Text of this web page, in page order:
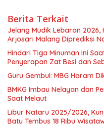
Berita Terkait
Jelang Mudik Lebaran 2026,
Arjosari Malang Diprediksi
Hindari Tiga Minuman Ini
Penyerapan Zat Besi dan
Guru Gembul: MBG Haram
BMKG Imbau Nelayan dan
Saat Melaut
Libur Nataru 2025/2026,
Batu Tembus 18 Ribu